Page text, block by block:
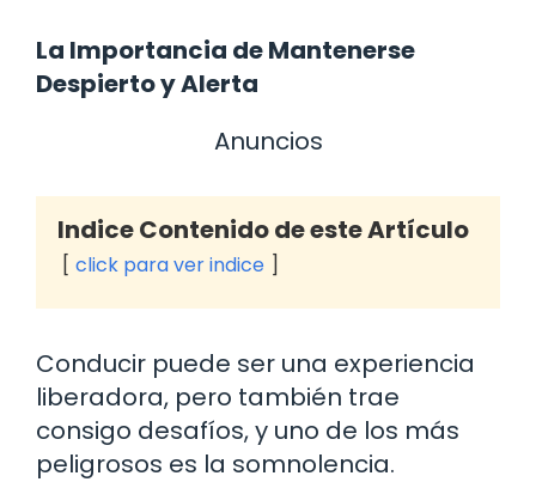
La Importancia de Mantenerse
Despierto y Alerta
Anuncios
Indice Contenido de este Artículo
click para ver indice
Conducir puede ser una experiencia
liberadora, pero también trae
consigo desafíos, y uno de los más
peligrosos es la somnolencia.